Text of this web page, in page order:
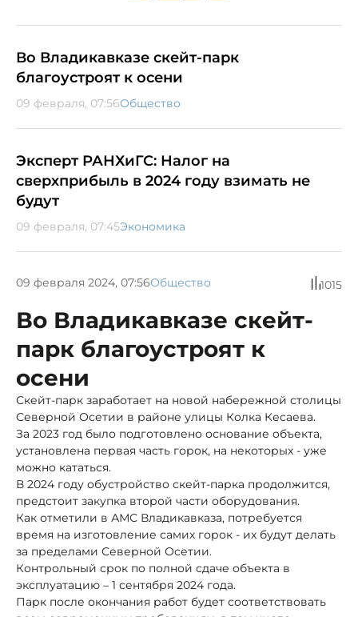
Во Владикавказе скейт-парк
благоустроят к осени
09 февраля, 07:56Общество
Эксперт РАНХиГС: Налог на
сверхприбыль в 2024 году взимать не
будут
09 февраля, 07:45Экономика
09 февраля 2024, 07:56Общество 1015
Во Владикавказе скейт-
парк благоустроят к
осени
Скейт-парк заработает на новой набережной столицы
Северной Осетии в районе улицы Колка Кесаева.
За 2023 год было подготовлено основание объекта,
установлена первая часть горок, на некоторых - уже
можно кататься.
В 2024 году обустройство скейт-парка продолжится,
предстоит закупка второй части оборудования.
Как отметили в АМС Владикавказа, потребуется
время на изготовление самих горок - их будут делать
за пределами Северной Осетии.
Контрольный срок по полной сдаче объекта в
эксплуатацию – 1 сентября 2024 года.
Парк после окончания работ будет соответствовать